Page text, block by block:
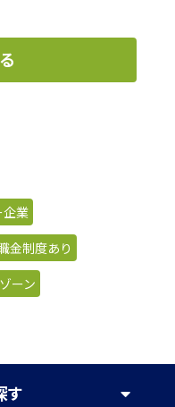
企業
金制度あり
ーン
す